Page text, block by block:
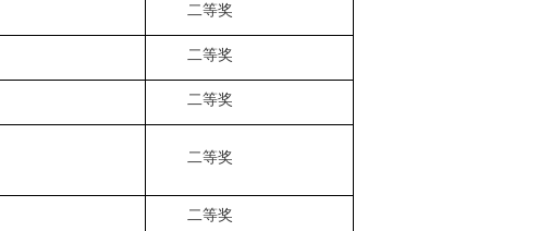
二等奖
二等奖
二等奖
二等奖
二等奖